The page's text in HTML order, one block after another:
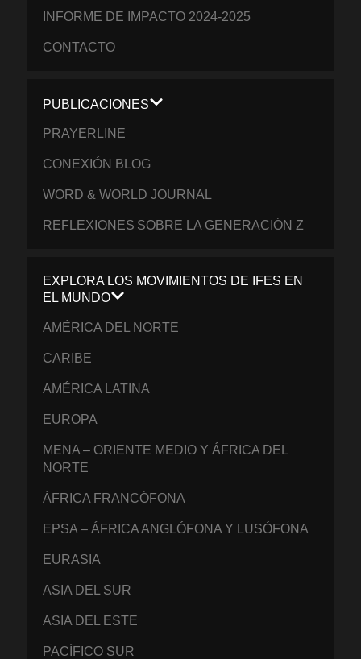
INFORME DE IMPACTO 2024-2025
CONTACTO
PUBLICACIONES
PRAYERLINE
CONEXIÓN BLOG
WORD & WORLD JOURNAL
REFLEXIONES SOBRE LA GENERACIÓN Z
EXPLORA LOS MOVIMIENTOS DE IFES EN
EL MUNDO
AMÉRICA DEL NORTE
CARIBE
AMÉRICA LATINA
EUROPA
MENA – ORIENTE MEDIO Y ÁFRICA DEL
NORTE
ÁFRICA FRANCÓFONA
EPSA – ÁFRICA ANGLÓFONA Y LUSÓFONA
EURASIA
ASIA DEL SUR
ASIA DEL ESTE
PACÍFICO SUR